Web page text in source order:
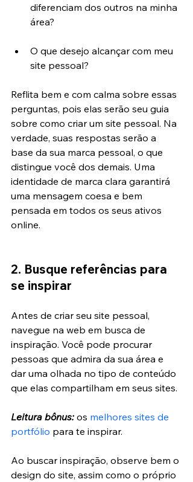
diferenciam dos outros na minha
área?
O que desejo alcançar com meu
site pessoal?
Reflita bem e com calma sobre essas
perguntas, pois elas serão seu guia
sobre como criar um site pessoal. Na
verdade, suas respostas serão a
base da sua marca pessoal, o que
distingue você dos demais. Uma
identidade de marca clara garantirá
uma mensagem coesa e bem
pensada em todos os seus ativos
online.
2. Busque referências para
se inspirar
Antes de criar seu site pessoal,
navegue na web em busca de
inspiração. Você pode procurar
pessoas que admira da sua área e
dar uma olhada no tipo de conteúdo
que elas compartilham em seus sites.
Leitura bônus: os melhores sites de
portfólio para te inspirar.
Ao buscar inspiração, observe bem o
design do site, assim como o próprio